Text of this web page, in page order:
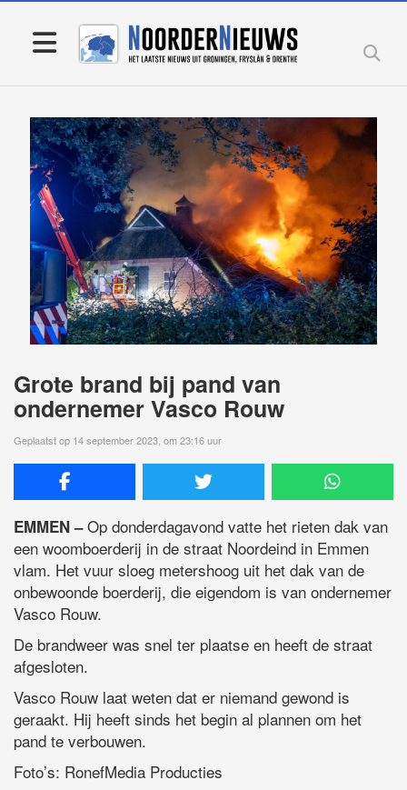
Grote brand bij pand van
ondernemer Vasco Rouw
Geplaatst op 14 september 2023, om 23:16 uur
EMMEN –Op donderdagavond vatte het rieten dak van
een woomboerderij in de straat Noordeind in Emmen
vlam. Het vuur sloeg metershoog uit het dak van de
onbewoonde boerderij, die eigendom is van ondernemer
Vasco Rouw.
De brandweer was snel ter plaatse en heeft de straat
afgesloten.
Vasco Rouw laat weten dat er niemand gewond is
geraakt. Hij heeft sinds het begin al plannen om het
pand te verbouwen.
Foto’s: RonefMedia Producties